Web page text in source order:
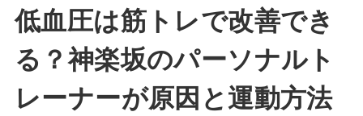
低血圧は筋トレで改善でき
る？神楽坂のパーソナルト
レーナーが原因と運動方法